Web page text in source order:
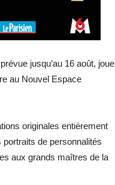
jusqu’au 16 août, joue
au Nouvel Espace
originales entièrement
de personnalités
aux grands maîtres de la